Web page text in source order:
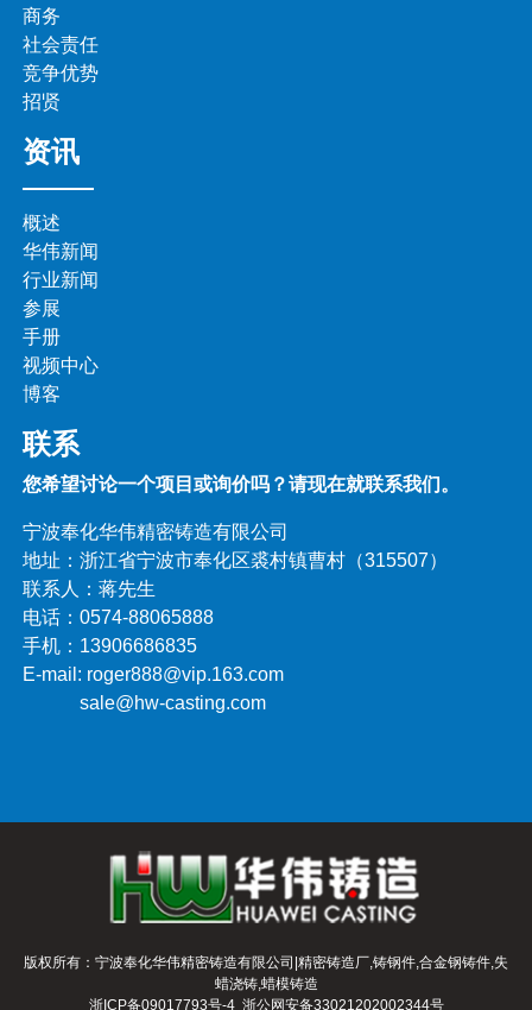
商务
社会责任
竞争优势
招贤
资讯
概述
华伟新闻
行业新闻
参展
手册
视频中心
博客
联系
您希望讨论一个项目或询价吗？请现在就联系我们。
宁波奉化华伟精密铸造有限公司
地址：浙江省宁波市奉化区裘村镇曹村（315507）
联系人：蒋先生
电话：0574-88065888
手机：13906686835
E-mail: roger888@vip.163.com
sale@hw-casting.com
版权所有：宁波奉化华伟精密铸造有限公司|精密铸造厂,铸钢件,合金钢铸件,失
蜡浇铸,蜡模铸造
浙ICP备09017793号-4 浙公网安备33021202002344号